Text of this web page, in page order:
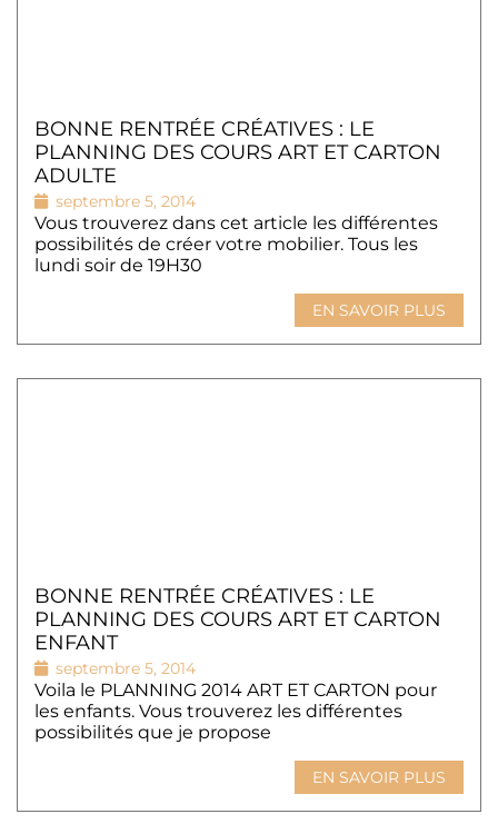
BONNE RENTRÉE CRÉATIVES : LE
PLANNING DES COURS ART ET CARTON
ADULTE
septembre 5, 2014
Vous trouverez dans cet article les différentes
possibilités de créer votre mobilier. Tous les
lundi soir de 19H30
EN SAVOIR PLUS
BONNE RENTRÉE CRÉATIVES : LE
PLANNING DES COURS ART ET CARTON
ENFANT
septembre 5, 2014
Voila le PLANNING 2014 ART ET CARTON pour
les enfants. Vous trouverez les différentes
possibilités que je propose
EN SAVOIR PLUS